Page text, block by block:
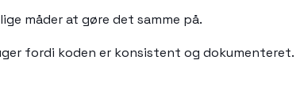
måder at gøre det samme på.
fordi koden er konsistent og dokumenteret.